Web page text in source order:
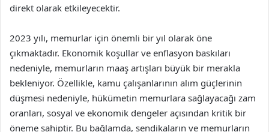
direkt olarak etkileyecektir.
2023 yılı, memurlar için önemli bir yıl olarak öne
çıkmaktadır. Ekonomik koşullar ve enflasyon baskıları
nedeniyle, memurların maaş artışları büyük bir merakla
bekleniyor. Özellikle, kamu çalışanlarının alım güçlerinin
düşmesi nedeniyle, hükümetin memurlara sağlayacağı zam
oranları, sosyal ve ekonomik dengeler açısından kritik bir
öneme sahiptir. Bu bağlamda, sendikaların ve memurların